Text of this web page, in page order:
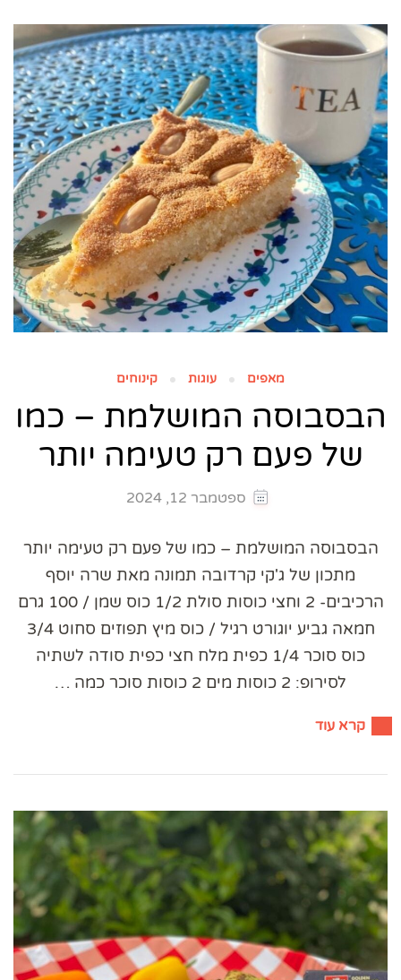
מאפים עוגות קינוחים
הבסבוסה המושלמת – כמו
של פעם רק טעימה יותר
ספטמבר 12, 2024
הבסבוסה המושלמת – כמו של פעם רק טעימה יותר
מתכון של ג'קי קרדובה תמונה מאת שרה יוסף
הרכיבים- 2 וחצי כוסות סולת 1/2 כוס שמן / 100 גרם
חמאה גביע יוגורט רגיל / כוס מיץ תפוזים סחוט 3/4
כוס סוכר 1/4 כפית מלח חצי כפית סודה לשתיה
לסירופ: 2 כוסות מים 2 כוסות סוכר כמה …
קרא עוד